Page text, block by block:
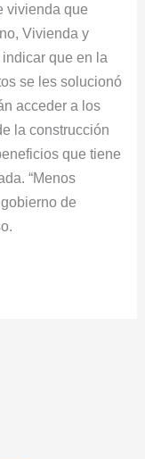
vivienda que
Vivienda y
que en la
se les solucionó
acceder a los
la construcción
que tiene
“Menos
de